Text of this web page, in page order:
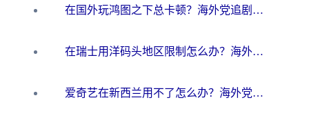
在国外玩鸿图之下总卡顿？海外党追剧听歌的3个实用解决方案
在瑞士用洋码头地区限制怎么办？海外华人必看的回国加速全攻略
爱奇艺在新西兰用不了怎么办？海外党亲测有效的回国加速方案